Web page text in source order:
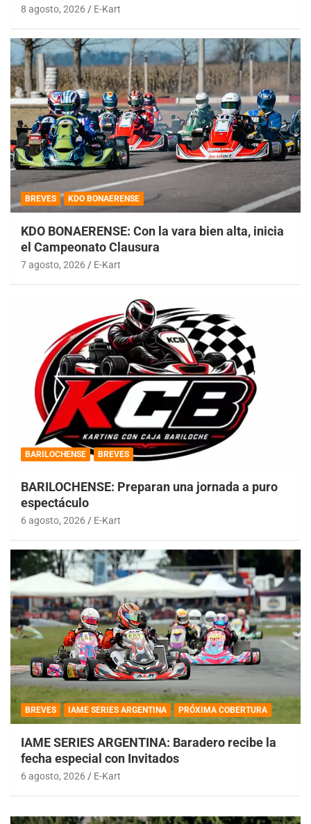
8 agosto, 2026 E-Kart
BREVES KDO BONAERENSE
KDO BONAERENSE: Con la vara bien alta, inicia
el Campeonato Clausura
7 agosto, 2026 E-Kart
BARILOCHENSE BREVES
BARILOCHENSE: Preparan una jornada a puro
espectáculo
6 agosto, 2026 E-Kart
BREVES IAME SERIES ARGENTINA PRÓXIMA COBERTURA
IAME SERIES ARGENTINA: Baradero recibe la
fecha especial con Invitados
6 agosto, 2026 E-Kart